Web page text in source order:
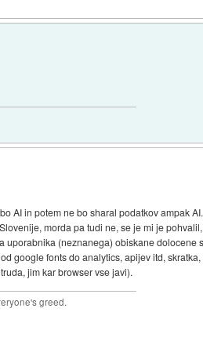
AI in potem ne bo sharal podatkov ampak
morda pa tudi ne, se je mi je
(neznanega) obiskane
google fonts do analytics, apijev itd,
jim kar browser vse javi).
greed.